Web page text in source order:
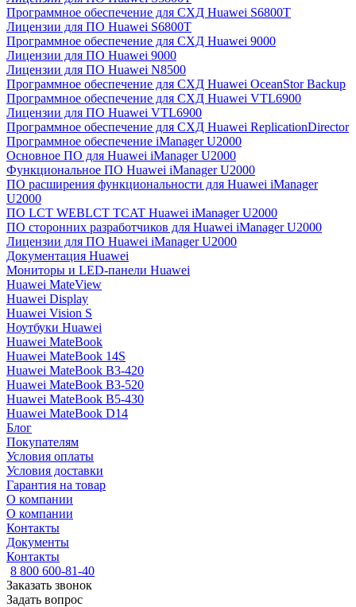
Программное обеспечение для СХД Huawei S6800T
Лицензии для ПО Huawei S6800T
Программное обеспечение для СХД Huawei 9000
Лицензии для ПО Huawei 9000
Лицензии для ПО Huawei N8500
Программное обеспечение для СХД Huawei OceanStor Backup
Программное обеспечение для СХД Huawei VTL6900
Лицензии для ПО Huawei VTL6900
Программное обеспечение для СХД Huawei ReplicationDirector
Программное обеспечение iManager U2000
Основное ПО для Huawei iManager U2000
Функциональное ПО Huawei iManager U2000
ПО расширения функциональности для Huawei iManager
U2000
ПО LCT WEBLCT TCAT Huawei iManager U2000
ПО сторонних разработчиков для Huawei iManager U2000
Лицензии для ПО Huawei iManager U2000
Документация Huawei
Мониторы и LED-панели Huawei
Huawei MateView
Huawei Display
Huawei Vision S
Ноутбуки Huawei
Huawei MateBook
Huawei MateBook 14S
Huawei MateBook B3-420
Huawei MateBook B3-520
Huawei MateBook B5-430
Huawei MateBook D14
Блог
Покупателям
Условия оплаты
Условия доставки
Гарантия на товар
О компании
О компании
Контакты
Документы
Контакты
8 800 600-81-40
Заказать звонок
Задать вопрос